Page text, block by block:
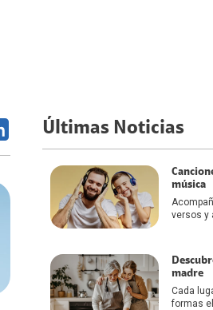
Últimas Noticias
música
versos y
madre
Cada
formas